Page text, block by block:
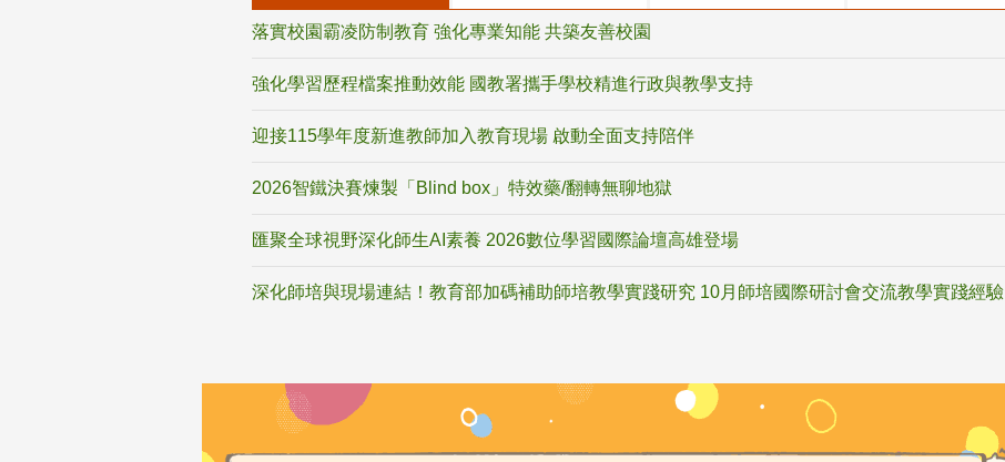
落實校園霸凌防制教育 強化專業知能 共築友善校園
強化學習歷程檔案推動效能 國教署攜手學校精進行政與教學支持
迎接115學年度新進教師加入教育現場 啟動全面支持陪伴
2026智鐵決賽煉製「Blind box」特效藥/翻轉無聊地獄
匯聚全球視野深化師生AI素養 2026數位學習國際論壇高雄登場
深化師培與現場連結！教育部加碼補助師培教學實踐研究 10月師培國際研討會交流教學實踐經驗